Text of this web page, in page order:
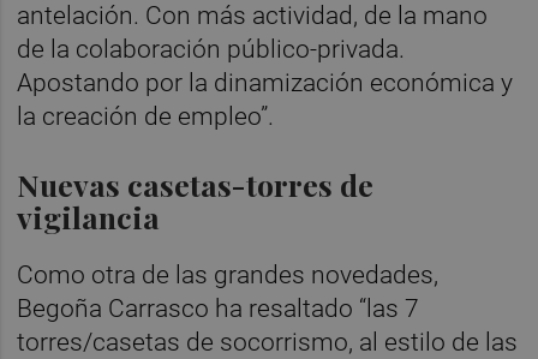
antelación. Con más actividad, de la mano
de la colaboración público-privada.
Apostando por la dinamización económica y
la creación de empleo”.
Nuevas casetas-torres de
vigilancia
Como otra de las grandes novedades,
Begoña Carrasco ha resaltado “las 7
torres/casetas de socorrismo, al estilo de las